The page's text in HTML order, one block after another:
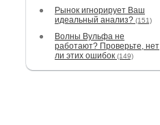
Рынок игнорирует Ваш
идеальный анализ? (151)
Волны Вульфа не
работают? Проверьте, нет
ли этих ошибок (149)